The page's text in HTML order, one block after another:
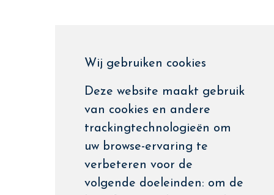
Wij gebruiken cookies
Deze website maakt gebruik
van cookies en andere
trackingtechnologieën om
uw browse-ervaring te
verbeteren voor de
volgende doeleinden: om de